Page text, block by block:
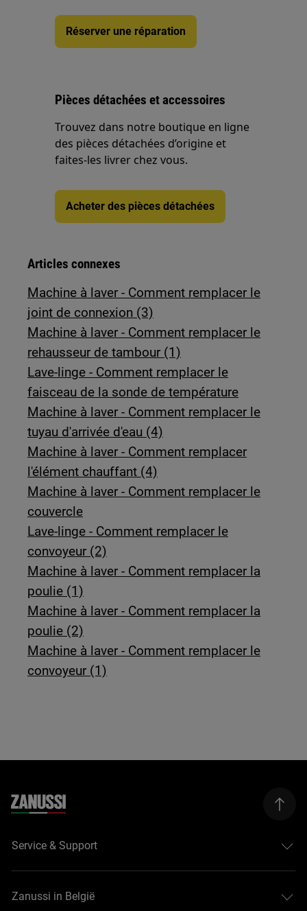
Réserver une réparation
Pièces détachées et accessoires
Trouvez dans notre boutique en ligne
des pièces détachées d’origine et
faites-les livrer chez vous.
Acheter des pièces détachées
Articles connexes
Machine à laver - Comment remplacer le
joint de connexion (3)
Machine à laver - Comment remplacer le
rehausseur de tambour (1)
Lave-linge - Comment remplacer le
faisceau de la sonde de température
Machine à laver - Comment remplacer le
tuyau d'arrivée d'eau (4)
Machine à laver - Comment remplacer
l'élément chauffant (4)
Machine à laver - Comment remplacer le
couvercle
Lave-linge - Comment remplacer le
convoyeur (2)
Machine à laver - Comment remplacer la
poulie (1)
Machine à laver - Comment remplacer la
poulie (2)
Machine à laver - Comment remplacer le
convoyeur (1)
Service & Support
Zanussi in België